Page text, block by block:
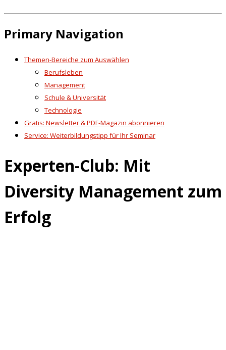
Primary Navigation
Themen-Bereiche zum Auswählen
Berufsleben
Management
Schule & Universität
Technologie
Gratis: Newsletter & PDF-Magazin abonnieren
Service: Weiterbildungstipp für Ihr Seminar
Experten-Club: Mit
Diversity Management zum
Erfolg